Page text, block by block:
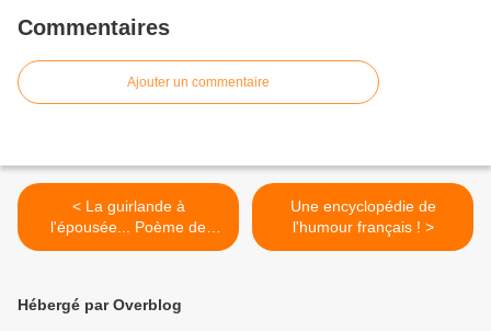
Commentaires
Ajouter un commentaire
< La guirlande à
l'épousée... Poème de
Fagus !
Une encyclopédie de
l'humour français ! >
Hébergé par Overblog